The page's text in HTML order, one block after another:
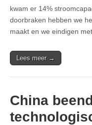
kwam er 14%
doorbraken hebben we
maakt en we eindigen
Lees meer →
China